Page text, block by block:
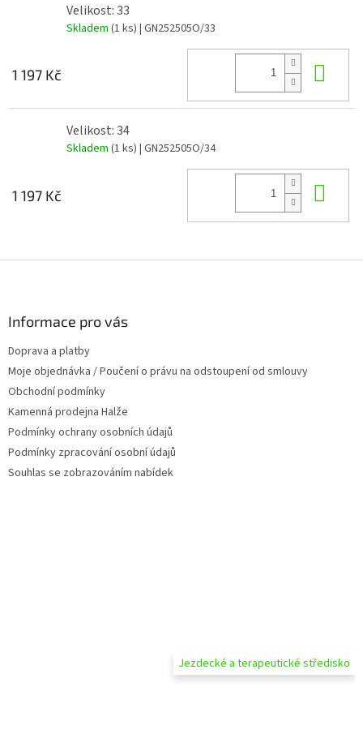
Velikost: 33
Skladem (1 ks) | GN252505O/33
1 197 Kč
Velikost: 34
Skladem (1 ks) | GN252505O/34
1 197 Kč
Informace pro vás
Doprava a platby
Moje objednávka / Poučení o právu na odstoupení od smlouvy
Obchodní podmínky
Kamenná prodejna Halže
Podmínky ochrany osobních údajů
Podmínky zpracování osobní údajů
Souhlas se zobrazováním nabídek
Jezdecké a terapeutické středisko